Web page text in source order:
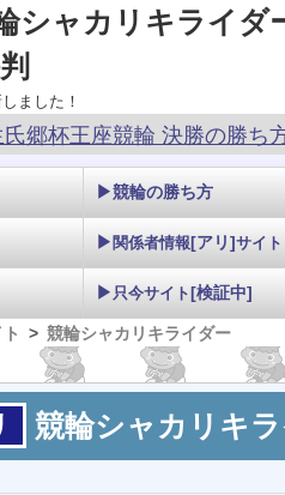
シャカリキライダ
ました！
氏郷杯王座競輪 決勝の勝ち
▶競輪の勝ち方
▶ 関係者情報[アリ]サイト
▶ 只今サイト[検証中]
競輪シャカリキライダー
競輪シャカリキ